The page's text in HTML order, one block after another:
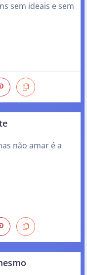
sem ideais e sem
não amar é a